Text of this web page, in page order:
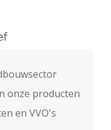
onze producten
en VVO's